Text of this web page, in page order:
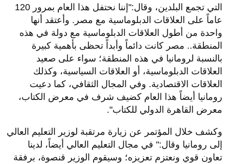
التي تجمع البلدين، وقال:"
إننا نحتفل هذا العام بمرور 120
عاماً على العلاقات الدبلوماسية مع مصر. وأعتقد أنها
واحدة من أطول العلاقات الدبلوماسية مع دولة في هذه
المنطقة.. مصر كانت دائماً وأبداً تحظى بأهمية كبيرة
بالنسبة لرومانيا في هذه المنطقة؛ سواء على صعيد
العلاقات الدبلوماسية، أو العلاقات السياسية، وكذلك
العلاقات الاقتصادية. وفي المجال الثقافي، كما دعيت
رومانيا أيضاً هذا العام كضيف شرف في معرض الكتاب،
معرض القاهرة الدولي للكتاب".
وكشف خلال المؤتمر عن زيارة مرتقبة لوزير التعليم العالي
إلى رومانيا وقال:" في مجال التعليم العالي أيضاً، لدينا
تعاون قوي ونعتزم تعزيزه؛ وسيقوم الوزير قنصوة، برفقة